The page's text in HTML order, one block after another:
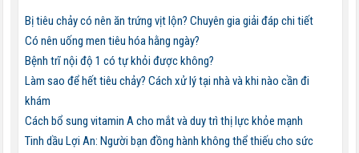
Bị tiêu chảy có nên ăn trứng vịt lộn? Chuyên gia giải đáp chi tiết
Có nên uống men tiêu hóa hằng ngày?
Bệnh trĩ nội độ 1 có tự khỏi được không?
Làm sao để hết tiêu chảy? Cách xử lý tại nhà và khi nào cần đi
khám
Cách bổ sung vitamin A cho mắt và duy trì thị lực khỏe mạnh
Tinh dầu Lợi An: Người bạn đồng hành không thể thiếu cho sức